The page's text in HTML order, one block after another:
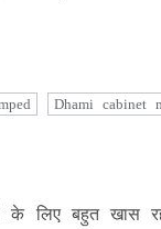
Dhami cabinet
के लिए बहुत खास